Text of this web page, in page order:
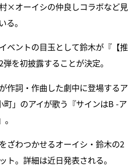
×オーイシの仲良しコラボなど見
る。
ベントの目玉として鈴木が『【推
を初披露することが決定。
作詞・作曲した劇中に登場するア
町」のアイが歌う『サインはB -ア
ざわつかせるオーイシ・鈴木の2
ト。詳細は近日発表される。